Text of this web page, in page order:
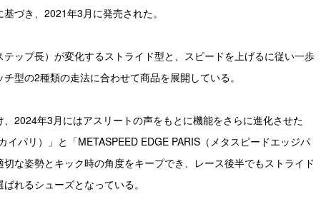
づき、2021年3月に発売された。
ップ長）が変化するストライド型と、スピードを上げるに従い一歩
型の2種類の走法に合わせて商品を展開している。
2024年3月にはアスリートの声をもとに機能をさらに進化させた
イパリ）」と「METASPEED EDGE PARIS（メタスピードエッジパ
な姿勢とキック時の角度をキープでき、レース後半でもストライド
れるシューズとなっている。